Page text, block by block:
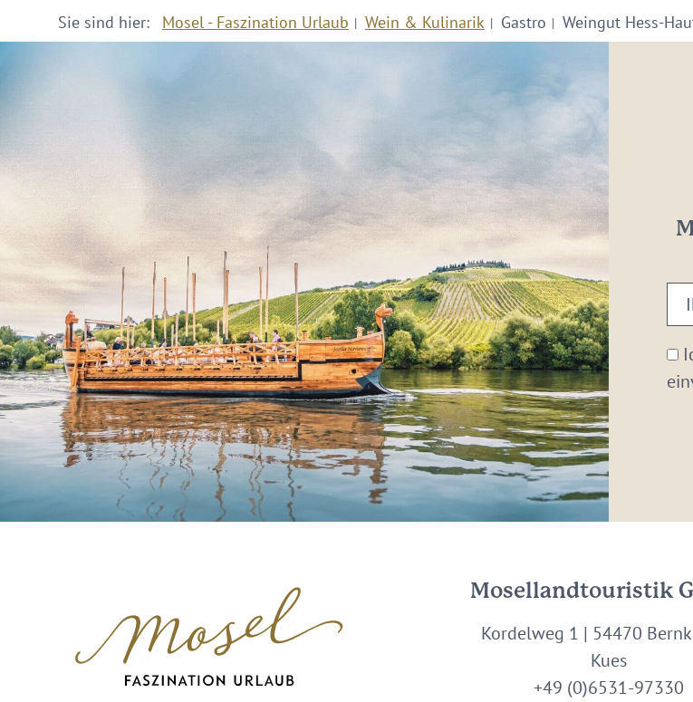
Sie sind hier: Mosel - Faszination Urlaub Wein & Kulinarik Gastro Weingut Hess-
E-
Mosellandtouristik
Kordelweg 1 | 54470
Kues
+49 (0)6531-97330